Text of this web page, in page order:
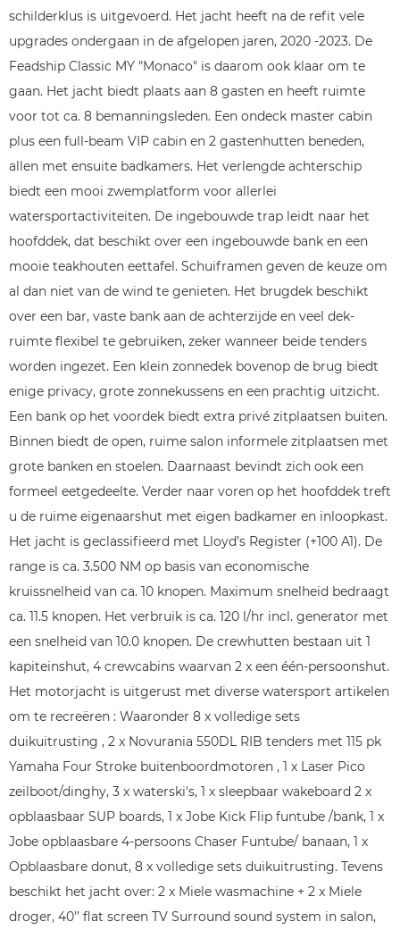
schilderklus is uitgevoerd. Het jacht heeft na de refit vele
upgrades ondergaan in de afgelopen jaren, 2020 -2023. De
Feadship Classic MY "Monaco" is daarom ook klaar om te
gaan. Het jacht biedt plaats aan 8 gasten en heeft ruimte
voor tot ca. 8 bemanningsleden. Een ondeck master cabin
plus een full-beam VIP cabin en 2 gastenhutten beneden,
allen met ensuite badkamers. Het verlengde achterschip
biedt een mooi zwemplatform voor allerlei
watersportactiviteiten. De ingebouwde trap leidt naar het
hoofddek, dat beschikt over een ingebouwde bank en een
mooie teakhouten eettafel. Schuiframen geven de keuze om
al dan niet van de wind te genieten. Het brugdek beschikt
over een bar, vaste bank aan de achterzijde en veel dek-
ruimte flexibel te gebruiken, zeker wanneer beide tenders
worden ingezet. Een klein zonnedek bovenop de brug biedt
enige privacy, grote zonnekussens en een prachtig uitzicht.
Een bank op het voordek biedt extra privé zitplaatsen buiten.
Binnen biedt de open, ruime salon informele zitplaatsen met
grote banken en stoelen. Daarnaast bevindt zich ook een
formeel eetgedeelte. Verder naar voren op het hoofddek treft
u de ruime eigenaarshut met eigen badkamer en inloopkast.
Het jacht is geclassifieerd met Lloyd’s Register (+100 A1). De
range is ca. 3.500 NM op basis van economische
kruissnelheid van ca. 10 knopen. Maximum snelheid bedraagt
ca. 11.5 knopen. Het verbruik is ca. 120 l/hr incl. generator met
een snelheid van 10.0 knopen. De crewhutten bestaan uit 1
kapiteinshut, 4 crewcabins waarvan 2 x een één-persoonshut.
Het motorjacht is uitgerust met diverse watersport artikelen
om te recreëren : Waaronder 8 x volledige sets
duikuitrusting , 2 x Novurania 550DL RIB tenders met 115 pk
Yamaha Four Stroke buitenboordmotoren , 1 x Laser Pico
zeilboot/dinghy, 3 x waterski's, 1 x sleepbaar wakeboard 2 x
opblaasbaar SUP boards, 1 x Jobe Kick Flip funtube /bank, 1 x
Jobe opblaasbare 4-persoons Chaser Funtube/ banaan, 1 x
Opblaasbare donut, 8 x volledige sets duikuitrusting. Tevens
beschikt het jacht over: 2 x Miele wasmachine + 2 x Miele
droger, 40’’ flat screen TV Surround sound system in salon,